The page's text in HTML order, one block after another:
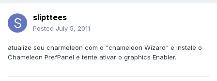
slipttees
Posted July 5, 2011
atualize seu charmeleon com o "chameleon Wizard" e instale o
Chameleon PrefPanel e tente ativar o graphics Enabler.